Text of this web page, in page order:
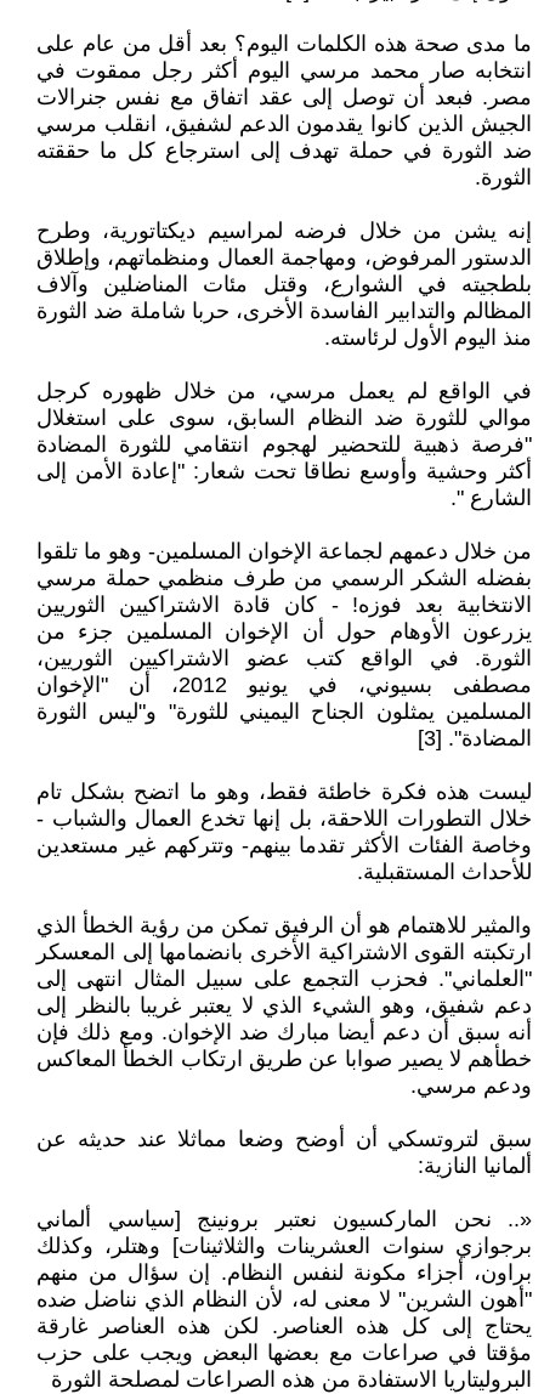
ما مدى صحة هذه الكلمات اليوم؟ بعد أقل من عام على
انتخابه صار محمد مرسي اليوم أكثر رجل ممقوت في
مصر. فبعد أن توصل إلى عقد اتفاق مع نفس جنرالات
الجيش الذين كانوا يقدمون الدعم لشفيق، انقلب مرسي
ضد الثورة في حملة تهدف إلى استرجاع كل ما حققته
الثورة.
إنه يشن من خلال فرضه لمراسيم ديكتاتورية، وطرح
الدستور المرفوض، ومهاجمة العمال ومنظماتهم، وإطلاق
بلطجيته في الشوارع، وقتل مئات المناضلين وآلاف
المظالم والتدابير الفاسدة الأخرى، حربا شاملة ضد الثورة
منذ اليوم الأول لرئاسته.
في الواقع لم يعمل مرسي، من خلال ظهوره كرجل
موالي للثورة ضد النظام السابق، سوى على استغلال
"فرصة ذهبية للتحضير لهجوم انتقامي للثورة المضادة
أكثر وحشية وأوسع نطاقا تحت شعار: "إعادة الأمن إلى
الشارع ".
من خلال دعمهم لجماعة الإخوان المسلمين- وهو ما تلقوا
بفضله الشكر الرسمي من طرف منظمي حملة مرسي
الانتخابية بعد فوزه! - كان قادة الاشتراكيين الثوريين
يزرعون الأوهام حول أن الإخوان المسلمين جزء من
الثورة. في الواقع كتب عضو الاشتراكيين الثوريين،
مصطفى بسيوني، في يونيو 2012، أن "الإخوان
المسلمين يمثلون الجناح اليميني للثورة" و"ليس الثورة
المضادة". [3]
ليست هذه فكرة خاطئة فقط، وهو ما اتضح بشكل تام
خلال التطورات اللاحقة، بل إنها تخدع العمال والشباب -
وخاصة الفئات الأكثر تقدما بينهم- وتتركهم غير مستعدين
للأحداث المستقبلية.
والمثير للاهتمام هو أن الرفيق تمكن من رؤية الخطأ الذي
ارتكبته القوى الاشتراكية الأخرى بانضمامها إلى المعسكر
"العلماني". فحزب التجمع على سبيل المثال انتهى إلى
دعم شفيق، وهو الشيء الذي لا يعتبر غريبا بالنظر إلى
أنه سبق أن دعم أيضا مبارك ضد الإخوان. ومع ذلك فإن
خطأهم لا يصير صوابا عن طريق ارتكاب الخطأ المعاكس
ودعم مرسي.
سبق لتروتسكي أن أوضح وضعا مماثلا عند حديثه عن
ألمانيا النازية:
«.. نحن الماركسيون نعتبر برونينج [سياسي ألماني
برجوازي سنوات العشرينات والثلاثينات] وهتلر، وكذلك
براون، أجزاء مكونة لنفس النظام. إن سؤال من منهم
"أهون الشرين" لا معنى له، لأن النظام الذي نناضل ضده
يحتاج إلى كل هذه العناصر. لكن هذه العناصر غارقة
مؤقتا في صراعات مع بعضها البعض ويجب على حزب
البروليتاريا الاستفادة من هذه الصراعات لمصلحة الثورة